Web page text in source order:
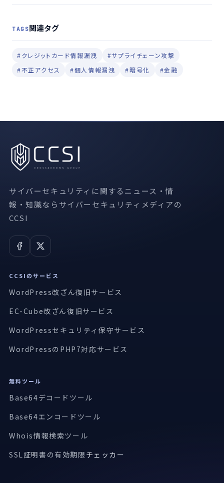
TAGS関連タグ
#クレジットカード情報漏洩
#サプライチェーン攻撃
#不正アクセス
#個人情報漏洩 #暗号化 #金融
サイバーセキュリティに関するニュース・情
報・知識ならサイバーセキュリティメディアの
CCSI
CCSIのサービス
WordPress改ざん復旧サービス
EC-Cube改ざん復旧サービス
WordPressセキュリティ保守サービス
WordPressのPHP7対応サービス
無料ツール
Base64デコードツール
Base64エンコードツール
Whois情報検索ツール
SSL証明書の有効期限 チェッカー